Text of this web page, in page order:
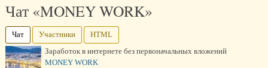
Чат «MONEY WORK»
Чат Участники
HTML
Заработок в интернете без первоначальных вложений
MONEY WORK